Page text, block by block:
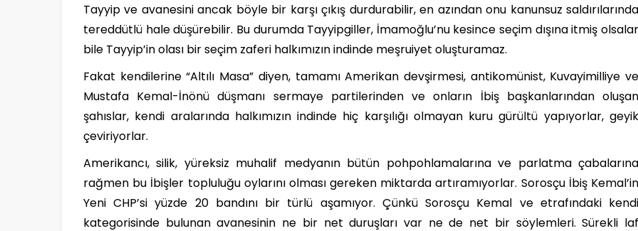
Tayyip ve avanesini ancak böyle bir karşı çıkış durdurabilir, en azından onu kanunsuz saldırılarında
tereddütlü hale düşürebilir. Bu durumda Tayyipgiller, İmamoğlu’nu kesince seçim dışına itmiş olsalar
bile Tayyip’in olası bir seçim zaferi halkımızın indinde meşruiyet oluşturamaz.
Fakat kendilerine “Altılı Masa” diyen, tamamı Amerikan devşirmesi, antikomünist, Kuvayimilliye ve
Mustafa Kemal-İnönü düşmanı sermaye partilerinden ve onların İbiş başkanlarından oluşan
şahıslar, kendi aralarında halkımızın indinde hiç karşılığı olmayan kuru gürültü yapıyorlar, geyik
çeviriyorlar.
Amerikancı, silik, yüreksiz muhalif medyanın bütün pohpohlamalarına ve parlatma çabalarına
rağmen bu İbişler topluluğu oylarını olması gereken miktarda artıramıyorlar. Sorosçu İbiş Kemal’in
Yeni CHP’si yüzde 20 bandını bir türlü aşamıyor. Çünkü Sorosçu Kemal ve etrafındaki kendi
kategorisinde bulunan avanesinin ne bir net duruşları var ne de net bir söylemleri. Sürekli laf